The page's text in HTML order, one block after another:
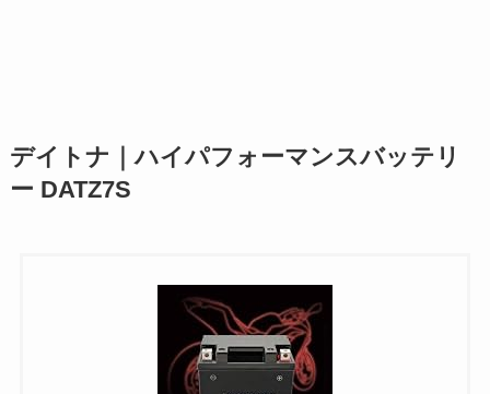
デイトナ｜ハイパフォーマンスバッテリ
ー DATZ7S